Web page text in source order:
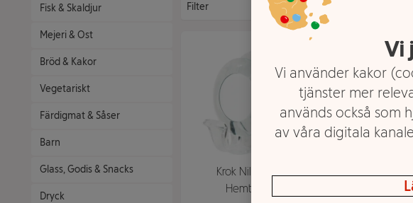
Fisk & Skaldjur
Mejeri & Ost
Bröd & Kakor
Vegetariskt
Färdigmat & Såser
Barn
Glass, Godis & Snacks
Dryck
Filter
Krok Nils Singel
Hemtex24h
Vi
Vi använder kakor
tjänster mer
används också som
av våra digitala